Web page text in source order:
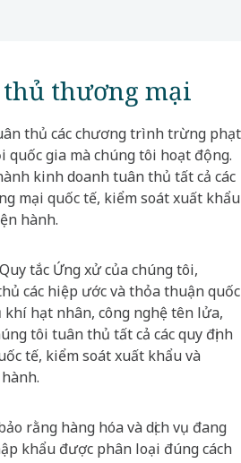
thủ thương mại
thủ các chương trình trừng phạt
quốc gia mà chúng tôi hoạt động.
kinh doanh tuân thủ tất cả các
mại quốc tế, kiểm soát xuất khẩu
hành.
tắc Ứng xử của chúng tôi,
các hiệp ước và thỏa thuận quốc
hạt nhân, công nghệ tên lửa,
tôi tuân thủ tất cả các quy định
tế, kiểm soát xuất khẩu và
rằng hàng hóa và dịch vụ đang
khẩu được phân loại đúng cách